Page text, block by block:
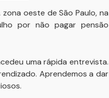
oeste de São Paulo, na
por não pagar pensão
uma rápida entrevista.
Aprendemos a dar